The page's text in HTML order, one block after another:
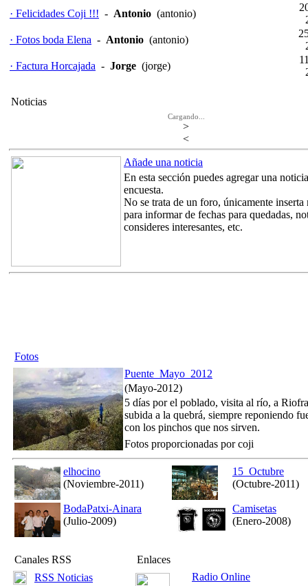
· Felicidades Coji !!! - Antonio (antonio)
· Fotos boda Elena - Antonio (antonio)
· Factura Horcajada - Jorge (jorge)
Noticias
Cargando...
>
<
Añade una noticia
En esta sección puedes agregar una
encuesta.
No se trata de un foro, únicamente inserta
para informar de fechas para quedadas,
consideres interesantes, etc.
Fotos
Puente_Mayo_2012
(Mayo-2012)
5 días por el poblado, visita al río, a
subida a la quebrá, siempre reponiendo
con los pinchos que nos sirven.
Fotos proporcionadas por coji
elhocino
(Noviembre-2011)
15_Octubre
(Octubre-2011)
BodaPatxi-Ainara
(Julio-2009)
Camisetas
(Enero-2008)
Canales RSS
RSS Noticias
Enlaces
Radio Online